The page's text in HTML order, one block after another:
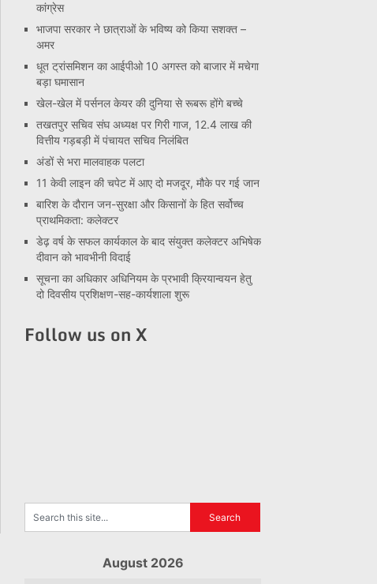
कांग्रेस
भाजपा सरकार ने छात्राओं के भविष्य को किया सशक्त –
अमर
धूत ट्रांसमिशन का आईपीओ 10 अगस्त को बाजार में मचेगा
बड़ा घमासान
खेल-खेल में पर्सनल केयर की दुनिया से रूबरू होंगे बच्चे
तखतपुर सचिव संघ अध्यक्ष पर गिरी गाज, 12.4 लाख की
वित्तीय गड़बड़ी में पंचायत सचिव निलंबित
अंडों से भरा मालवाहक पलटा
11 केवी लाइन की चपेट में आए दो मजदूर, मौके पर गई जान
बारिश के दौरान जन-सुरक्षा और किसानों के हित सर्वोच्च
प्राथमिकता: कलेक्टर
डेढ़ वर्ष के सफल कार्यकाल के बाद संयुक्त कलेक्टर अभिषेक
दीवान को भावभीनी विदाई
सूचना का अधिकार अधिनियम के प्रभावी क्रियान्वयन हेतु
दो दिवसीय प्रशिक्षण-सह-कार्यशाला शुरू
Follow us on X
August 2026